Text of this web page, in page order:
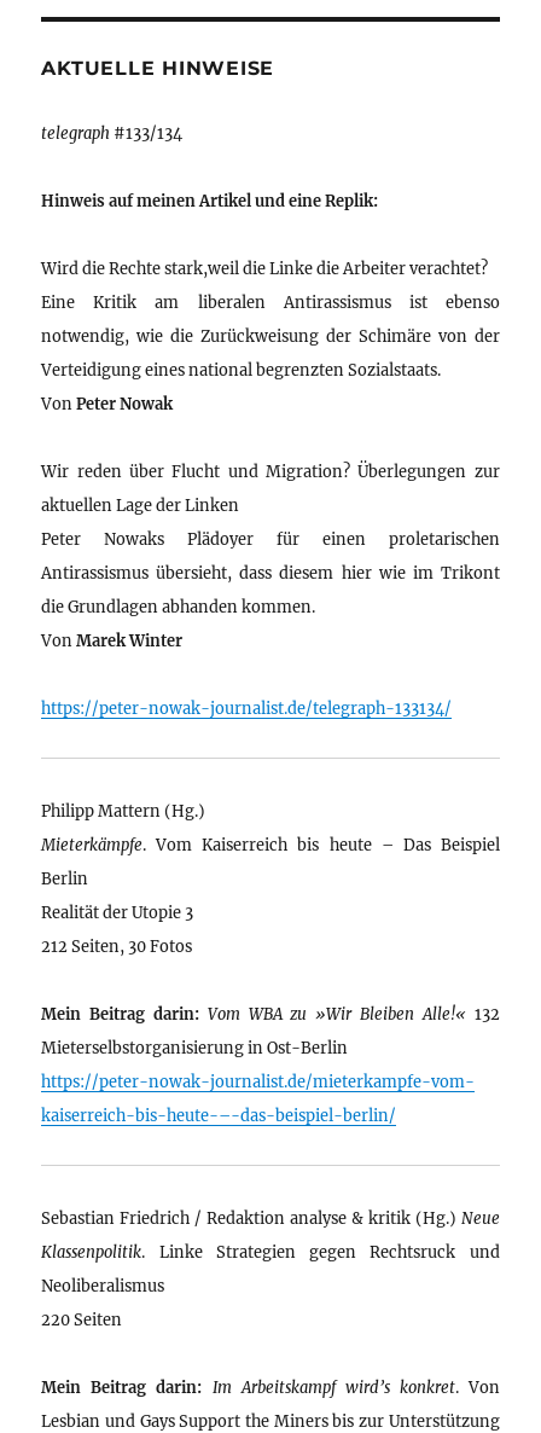
AKTUELLE HINWEISE
telegraph #133/134
Hinweis auf meinen Artikel und eine Replik:
Wird die Rechte stark,weil die Linke die Arbeiter verachtet?
Eine Kritik am liberalen Antirassismus ist ebenso
notwendig, wie die Zurückweisung der Schimäre von der
Verteidigung eines national begrenzten Sozialstaats.
VonPeter Nowak
Wir reden über Flucht und Migration? Überlegungen zur
aktuellen Lage der Linken
Peter Nowaks Plädoyer für einen proletarischen
Antirassismus übersieht, dass diesem hier wie im Trikont
die Grundlagen abhanden kommen.
VonMarek Winter
https://peter-nowak-journalist.de/telegraph-133134/
Philipp Mattern (Hg.)
Mieterkämpfe. Vom Kaiserreich bis heute – Das Beispiel
Berlin
Realität der Utopie 3
212 Seiten, 30 Fotos
Mein Beitrag darin: Vom WBA zu »Wir Bleiben Alle!« 132
Mieterselbstorganisierung in Ost-Berlin
https://peter-nowak-journalist.de/mieterkampfe-vom-
kaiserreich-bis-heute-–-das-beispiel-berlin/
Sebastian Friedrich / Redaktion analyse & kritik (Hg.) Neue
Klassenpolitik. Linke Strategien gegen Rechtsruck und
Neoliberalismus
220 Seiten
Mein Beitrag darin: Im Arbeitskampf wird’s konkret. Von
Lesbian und Gays Support the Miners bis zur Unterstützung